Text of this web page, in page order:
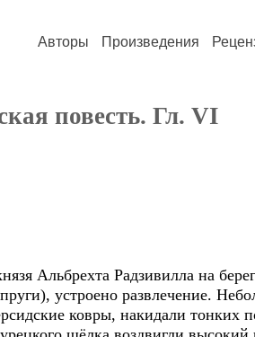
Авторы Произведения
повесть. Гл. VI
Альбрехта Радзивилла на
устроено развлечение.
ковры, накидали тонких